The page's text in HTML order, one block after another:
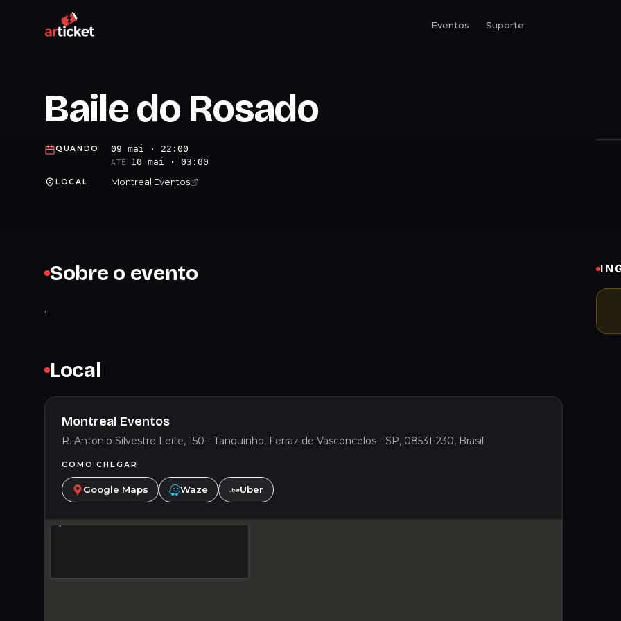
Eventos Suporte
Baile do Rosado
QUANDO 09 mai · 22:00
ATÉ 10 mai · 03:00
LOCAL Montreal Eventos
Sobre o evento
.
Local
Montreal Eventos
R. Antonio Silvestre Leite, 150 - Tanquinho, Ferraz de Vasconcelos - SP, 08531-230, Brasil
COMO CHEGAR
Google Maps Waze Uber